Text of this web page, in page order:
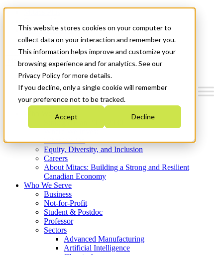
This website stores cookies on your computer to
collect data on your interaction and remember you.
This information helps improve and customize your
browsing experience and for analytics. See our
Privacy Policy for more details.
If you decline, only a single cookie will remember
your preference not to be tracked.
Accept Decline
News & Events
Get Started
Menu
Who We Are
Strategic Plan 2026-2030
What We Do
Equity, Diversity, and Inclusion
Careers
About Mitacs: Building a Strong and Resilient
Canadian Economy
Who We Serve
Business
Not-for-Profit
Student & Postdoc
Professor
Sectors
Advanced Manufacturing
Artificial Intelligence